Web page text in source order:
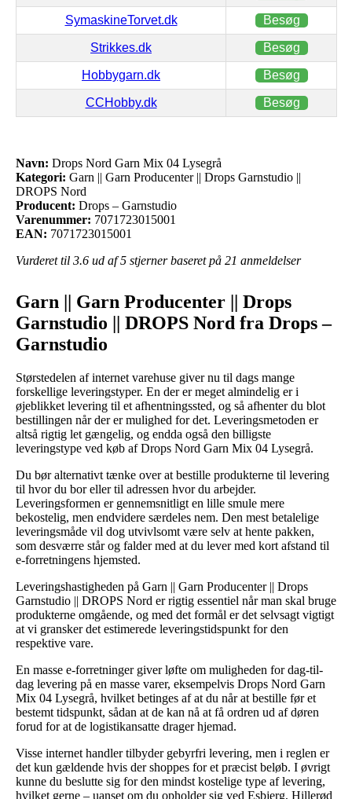
SymaskineTorvet.dk Besøg
Strikkes.dk Besøg
Hobbygarn.dk Besøg
CCHobby.dk Besøg
Navn: Drops Nord Garn Mix 04 Lysegrå
Kategori: Garn || Garn Producenter || Drops Garnstudio ||
DROPS Nord
Producent: Drops – Garnstudio
Varenummer: 7071723015001
EAN: 7071723015001
Vurderet til 3.6 ud af 5 stjerner baseret på 21 anmeldelser
Garn || Garn Producenter || Drops
Garnstudio || DROPS Nord fra Drops –
Garnstudio
Størstedelen af internet varehuse giver nu til dags mange
forskellige leveringstyper. En der er meget almindelig er i
øjeblikket levering til et afhentningssted, og så afhenter du blot
bestillingen når der er mulighed for det. Leveringsmetoden er
altså rigtig let gængelig, og endda også den billigste
leveringstype ved køb af Drops Nord Garn Mix 04 Lysegrå.
Du bør alternativt tænke over at bestille produkterne til levering
til hvor du bor eller til adressen hvor du arbejder.
Leveringsformen er gennemsnitligt en lille smule mere
bekostelig, men endvidere særdeles nem. Den mest betalelige
leveringsmåde vil dog utvivlsomt være selv at hente pakken,
som desværre står og falder med at du lever med kort afstand til
e-forretningens hjemsted.
Leveringshastigheden på Garn || Garn Producenter || Drops
Garnstudio || DROPS Nord er rigtig essentiel når man skal bruge
produkterne omgående, og med det formål er det selvsagt vigtigt
at vi gransker det estimerede leveringstidspunkt for den
respektive vare.
En masse e-forretninger giver løfte om muligheden for dag-til-
dag levering på en masse varer, eksempelvis Drops Nord Garn
Mix 04 Lysegrå, hvilket betinges af at du når at bestille før et
bestemt tidspunkt, sådan at de kan nå at få ordren ud af døren
forud for at de logistikansatte drager hjemad.
Visse internet handler tilbyder gebyrfri levering, men i reglen er
det kun gældende hvis der shoppes for et præcist beløb. I øvrigt
kunne du beslutte sig for den mindst kostelige type af levering,
hvilket gerne – uanset om du opholder sig ved Esbjerg, Hillerød